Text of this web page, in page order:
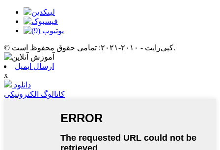
© کپی‌رایت - ۲۰۱۰-۲۰۲۱: تمامی حقوق محفوظ است.
ارسال ایمیل
x
دانلود
کاتالوگ الکترونیکی